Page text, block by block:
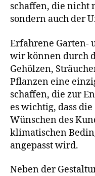
schaffen, die nicht
sondern auch der
Erfahrene Garten-
wir können durch
Gehölzen,
Pflanzen eine
schaffen, die zur
es wichtig, dass
Wünschen des
klimatischen
angepasst wird.
Neben der